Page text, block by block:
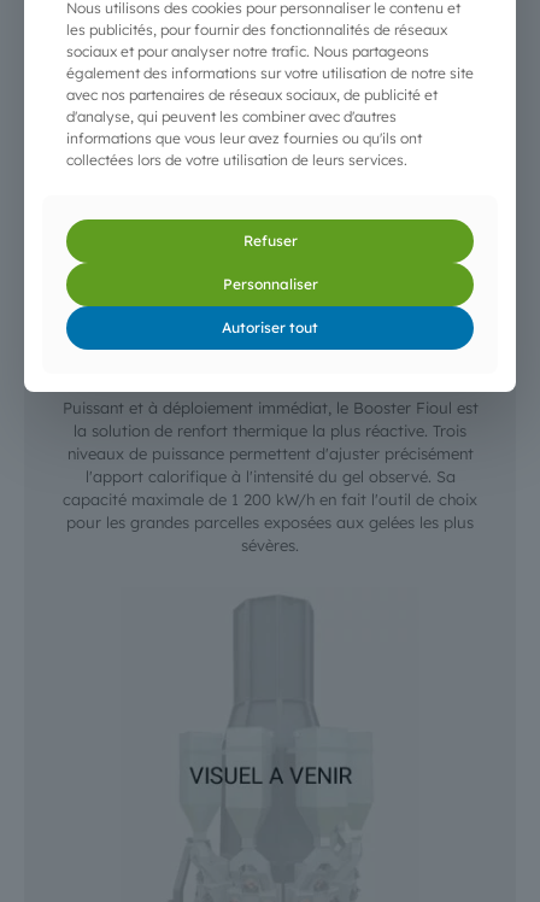
Largeur : 214 cm - Hauteur : 351,8 cm - 7 trémies (7 x
120 kg)
Apport recommandé : 150 kW par hectare. La
consommation varie selon la qualité, le taux d'humidité et
les conditions de manipulation des granulés.
Télécharger la brochure
Puissant et à déploiement immédiat, le Booster Fioul est
la solution de renfort thermique la plus réactive. Trois
niveaux de puissance permettent d'ajuster précisément
l'apport calorifique à l'intensité du gel observé. Sa
capacité maximale de 1 200 kW/h en fait l'outil de choix
pour les grandes parcelles exposées aux gelées les plus
sévères.
Nous utilisons des cookies pour personnaliser le contenu et
les publicités, pour fournir des fonctionnalités de réseaux
sociaux et pour analyser notre trafic. Nous partageons
également des informations sur votre utilisation de notre site
avec nos partenaires de réseaux sociaux, de publicité et
d'analyse, qui peuvent les combiner avec d'autres
informations que vous leur avez fournies ou qu'ils ont
collectées lors de votre utilisation de leurs services.
Refuser
Personnaliser
Autoriser tout